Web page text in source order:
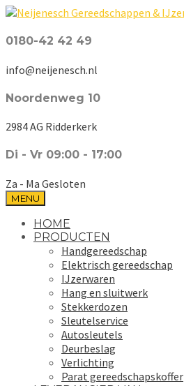
0180-42 42 49
info@neijenesch.nl
Noordenweg 10
2984 AG Ridderkerk
Di - Vr 09:00 - 17:00
Za - Ma Gesloten
MENU
HOME
PRODUCTEN
Handgereedschap
Elektrisch gereedschap
IJzerwaren
Hang en sluitwerk
Stekkerdozen
Sleutelservice
Autosleutels
Deurbeslag
Verlichting
Parat gereedschapskoffer